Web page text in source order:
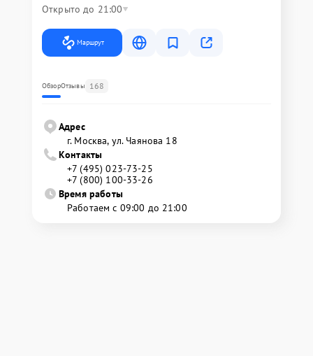
Открыто до 21:00
Маршрут
ОбзорОтзывы 168
Адрес
г. Москва, ул. Чаянова 18
Контакты
+7 (495) 023-73-25
+7 (800) 100-33-26
Время работы
Работаем с 09:00 до 21:00